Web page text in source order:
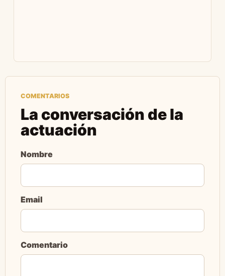
COMENTARIOS
La conversación de la
actuación
Nombre
Email
Comentario